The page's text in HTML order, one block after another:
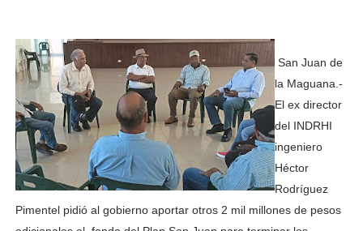
San Juan de
la Maguana.-
El ex director
del INDRHI
ingeniero
Héctor
Rodríguez
Pimentel pidió al gobierno aportar otros 2 mil millones de pesos